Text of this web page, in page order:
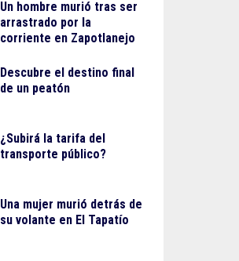
Un hombre murió tras ser
arrastrado por la
corriente en Zapotlanejo
Descubre el destino final
de un peatón
¿Subirá la tarifa del
transporte público?
Una mujer murió detrás de
su volante en El Tapatío